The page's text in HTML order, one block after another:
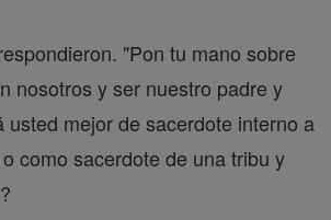
"Pon tu mano sobre
nosotros y ser nuestro padre y
usted mejor de sacerdote interno a
como sacerdote de una tribu y